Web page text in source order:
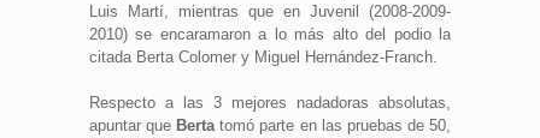
Luis Martí, mientras que en Juvenil (2008-2009-
2010) se encaramaron a lo más alto del podio la
citada Berta Colomer y Miguel Hernández-Franch.
Respecto a las 3 mejores nadadoras absolutas,
apuntar que Bertatomó parte en las pruebas de 50,